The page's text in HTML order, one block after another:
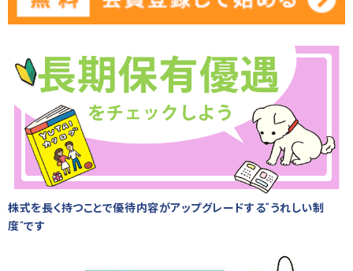
株式を長く持つことで優待内容がアップグレードする“うれしい制
度”です